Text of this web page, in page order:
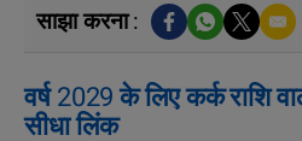
साझा करना :
वर्ष 2029 के लिए कर्क राशि
सीधा लिंक